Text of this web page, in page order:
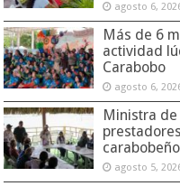
agosto 6,
Más de 6
actividad
Carabobo
agosto 6,
Ministra
carabobeño
agosto 5,